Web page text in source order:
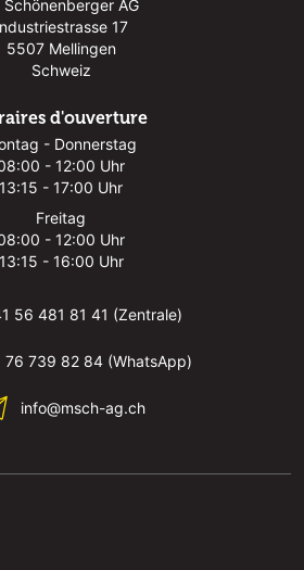
Schönenberger AG
17
5507 Mellingen
Schweiz
d'ouverture
- Donnerstag
- 12:00 Uhr
13:15 - 17:00 Uhr
Freitag
- 12:00 Uhr
13:15 - 16:00 Uhr
56 481 81 41 (Zentrale)
76 739 82 84 (WhatsApp)
info@msch-ag.ch